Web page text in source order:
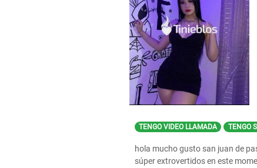
TENGO VIDEO LLAMADA TENGO
hola mucho gusto san juan de
súper extrovertidos en este